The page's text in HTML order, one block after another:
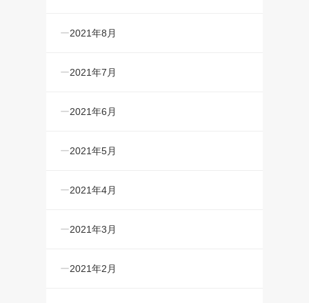
2021年8月
2021年7月
2021年6月
2021年5月
2021年4月
2021年3月
2021年2月